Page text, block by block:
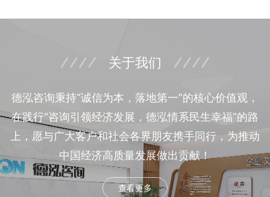
关于我们
德泓咨询秉持“诚信为本，落地第一”的核心价值观，
在践行“咨询引领经济发展，德泓情系民生幸福”的路
上，愿与广大客户和社会各界朋友携手同行，为推动
中国经济高质量发展做出贡献！
查看更多